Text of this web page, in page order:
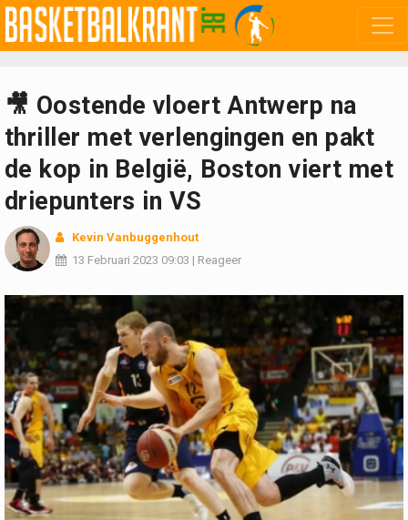
🎥 Oostende vloert Antwerp na
thriller met verlengingen en pakt
de kop in België, Boston viert met
driepunters in VS
Kevin Vanbuggenhout
13 Februari 2023 09:03 | Reageer